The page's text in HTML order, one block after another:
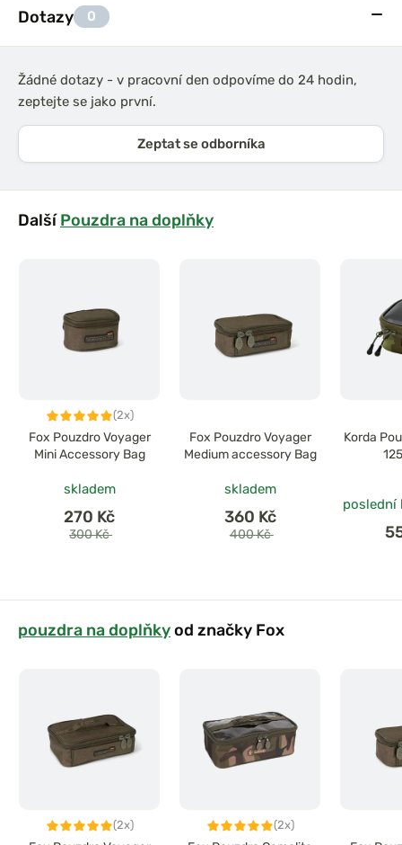
Dotazy 0
Žádné dotazy - v pracovní den odpovíme do 24 hodin,
zeptejte se jako první.
Zeptat se odborníka
DalšíPouzdra na doplňky
(2x)
Fox Pouzdro Voyager
Mini Accessory Bag
skladem
270 Kč
300 Kč
Fox Pouzdro Voyager
Medium accessory Bag
skladem
360 Kč
400 Kč
Korda
poslední
pouzdra na doplňkyod značky Fox
(2x) (2x)